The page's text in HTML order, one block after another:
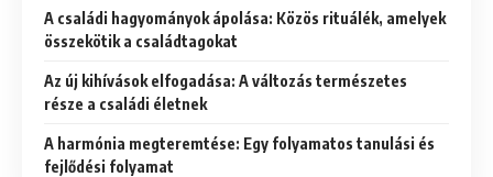
A családi hagyományok ápolása: Közös rituálék, amelyek
összekötik a családtagokat
Az új kihívások elfogadása: A változás természetes
része a családi életnek
A harmónia megteremtése: Egy folyamatos tanulási és
fejlődési folyamat